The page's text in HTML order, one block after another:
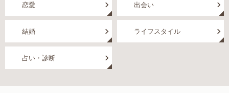
恋愛 出会い
結婚 ライフスタイル
占い・診断